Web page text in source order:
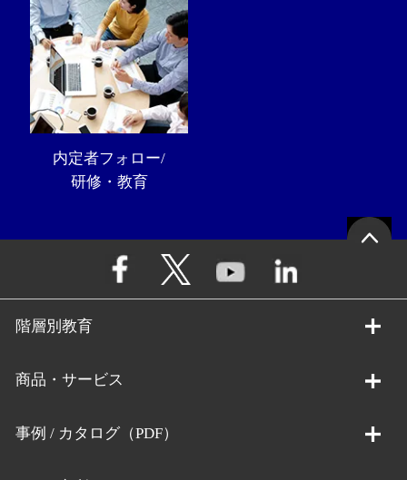
内定者フォロー/
研修・教育
階層別教育
商品・サービス
事例 / カタログ（PDF）